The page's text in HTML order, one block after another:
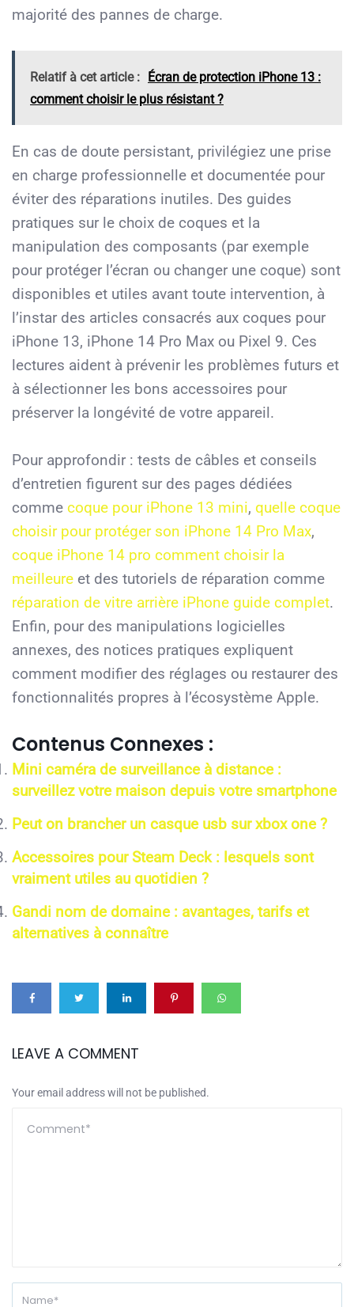
majorité des pannes de charge.
Relatif à cet article : Écran de protection iPhone 13 :
comment choisir le plus résistant ?
En cas de doute persistant, privilégiez une prise
en charge professionnelle et documentée pour
éviter des réparations inutiles. Des guides
pratiques sur le choix de coques et la
manipulation des composants (par exemple
pour protéger l’écran ou changer une coque) sont
disponibles et utiles avant toute intervention, à
l’instar des articles consacrés aux coques pour
iPhone 13, iPhone 14 Pro Max ou Pixel 9. Ces
lectures aident à prévenir les problèmes futurs et
à sélectionner les bons accessoires pour
préserver la longévité de votre appareil.
Pour approfondir : tests de câbles et conseils
d’entretien figurent sur des pages dédiées
comme coque pour iPhone 13 mini, quelle coque
choisir pour protéger son iPhone 14 Pro Max,
coque iPhone 14 pro comment choisir la
meilleure et des tutoriels de réparation comme
réparation de vitre arrière iPhone guide complet.
Enfin, pour des manipulations logicielles
annexes, des notices pratiques expliquent
comment modifier des réglages ou restaurer des
fonctionnalités propres à l’écosystème Apple.
Contenus Connexes :
Mini caméra de surveillance à distance :
surveillez votre maison depuis votre smartphone
Peut on brancher un casque usb sur xbox one ?
Accessoires pour Steam Deck : lesquels sont
vraiment utiles au quotidien ?
Gandi nom de domaine : avantages, tarifs et
alternatives à connaître
LEAVE A COMMENT
Your email address will not be published.